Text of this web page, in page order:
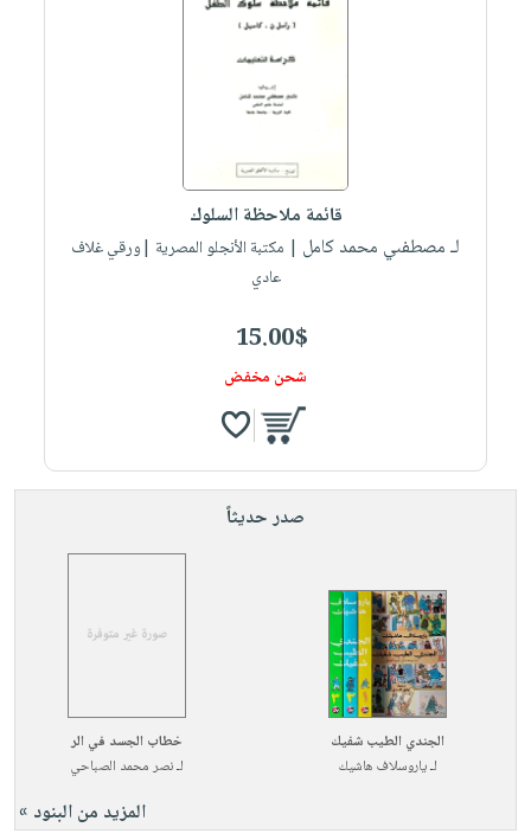
قائمة ملاحظة السلوك
لـ مصطفىي محمد كامل | مكتبة الأنجلو المصرية |ورقي غلاف
عادي
15.00$
شحن مخفض
صدر حديثاً
الجندي الطيب شفيك
لـياروسلاف هاشيك
خطاب الجسد في الر
لـنصر محمد الصباحي
المزيد من البنود »